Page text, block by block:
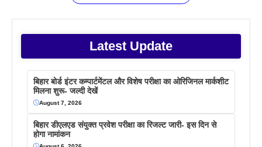
Latest Update
बिहार बोर्ड इंटर कम्पार्टमेंटल और विशेष परीक्षा का ओरिजिनल मार्कशीट
मिलना शुरू- जल्दी देखें
August 7, 2026
बिहार डीएलएड संयुक्त प्रवेश परीक्षा का रिजल्ट जारी- इस दिन से
होगा नामांकन